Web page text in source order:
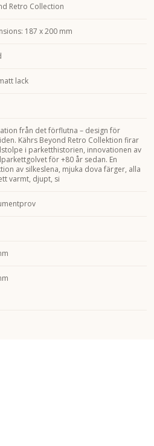
Retro Collection
187 x 200 mm
lack
från det förflutna – design för
Kährs Beyond Retro Collektion firar
i parketthistorien, innovationen av
för +80 år sedan. En
av silkeslena, mjuka dova färger, alla
varmt, djupt, si